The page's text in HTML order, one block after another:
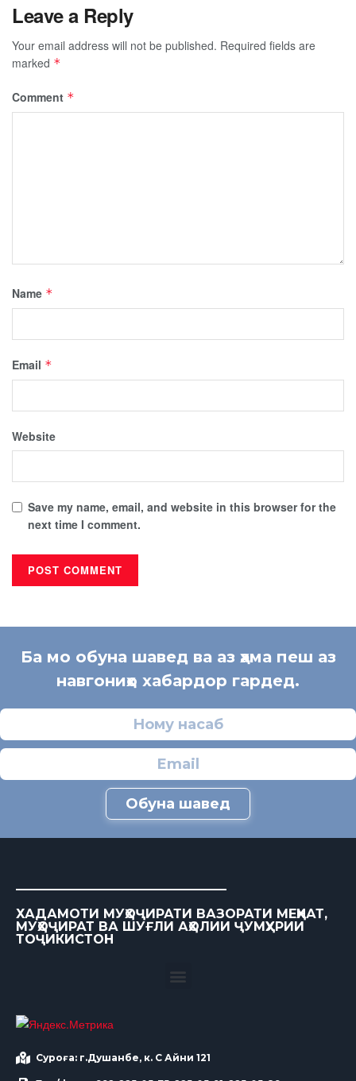
Leave a Reply
Your email address will not be published. Required fields are
marked *
Comment *
Name *
Email *
Website
Save my name, email, and website in this browser for the
next time I comment.
Ба мо обуна шавед ва аз ҳама пеш аз
навгониҳо хабардор гардед.
Обуна шавед
ХАДАМОТИ МУҲОҶИРАТИ ВАЗОРАТИ МЕҲНАТ,
МУҲОҶИРАТ ВА ШУҒЛИ АҲОЛИИ ҶУМҲУРИИ
ТОҶИКИСТОН
Суроға: г.Душанбе, к. С Айни 121